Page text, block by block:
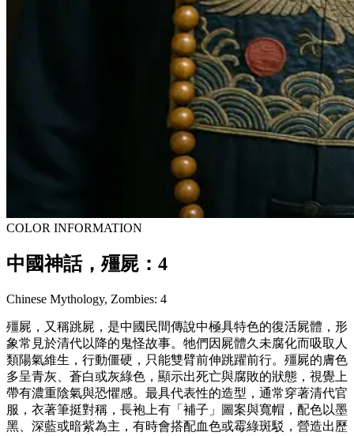
COLOR INFORMATION
中國神話，殭屍：4
Chinese Mythology, Zombies: 4
殭屍，又稱跳屍，是中國民間傳說中極具特色的復活屍體，形
象常見於清代以降的鬼怪故事。牠們因屍體久未腐化而吸取人
類陽氣維生，行動僵硬，只能雙臂前伸跳躍前行。殭屍的膚色
多呈青灰、蒼白或灰綠色，顯示出死亡與腐敗的狀態，視覺上
帶有濃重陰氣與恐懼感。最具代表性的造型，通常穿著清代官
服，衣著筆挺對稱，長袍上有「補子」圖案與寬帽，配色以墨
黑、深藍或暗紫為主，有時會搭配血色或霉綠斑駁，營造出歷